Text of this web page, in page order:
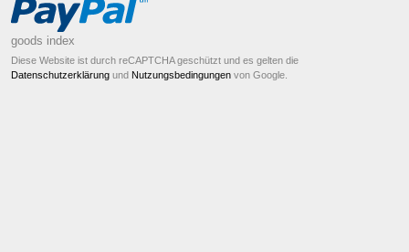
goods index
Diese Website ist durch reCAPTCHA geschützt und es gelten die
Datenschutzerklärung und Nutzungsbedingungen von Google.